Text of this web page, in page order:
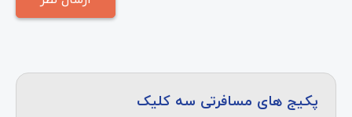
پکیج های مسافرتی سه کلیک